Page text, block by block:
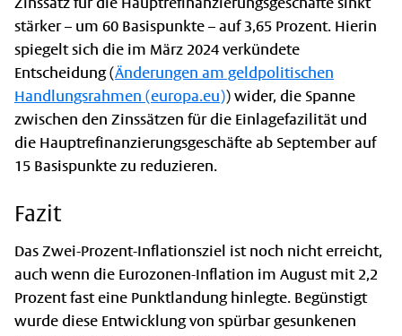
Zinssatz für die Hauptrefinanzierungsgeschäfte sinkt
stärker – um 60 Basispunkte – auf 3,65 Prozent. Hierin
spiegelt sich die im März 2024 verkündete
Entscheidung (Änderungen am geldpolitischen
Handlungsrahmen (europa.eu)) wider, die Spanne
zwischen den Zinssätzen für die Einlagefazilität und
die Hauptrefinanzierungsgeschäfte ab September auf
15 Basispunkte zu reduzieren.
Fazit
Das Zwei-Prozent-Inflationsziel ist noch nicht erreicht,
auch wenn die Eurozonen-Inflation im August mit 2,2
Prozent fast eine Punktlandung hinlegte. Begünstigt
wurde diese Entwicklung von spürbar gesunkenen